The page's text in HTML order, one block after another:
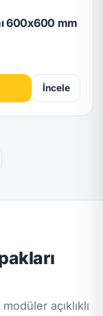
600x600 mm
İncele
açıklıklı